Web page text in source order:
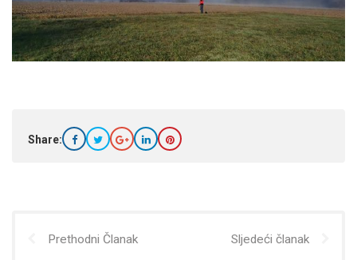
Share:
Prethodni Članak Sljedeći članak